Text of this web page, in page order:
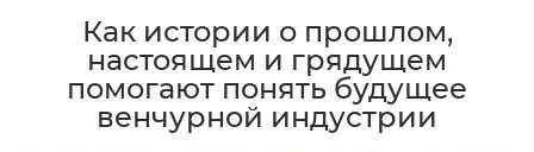
Как истории о прошлом,
настоящем и грядущем
помогают понять будущее
венчурной индустрии